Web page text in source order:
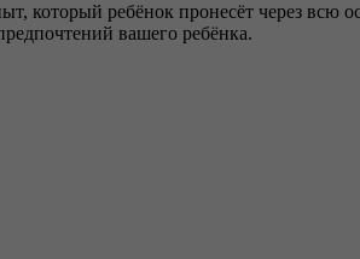
который ребёнок пронесёт через всю
вашего ребёнка.